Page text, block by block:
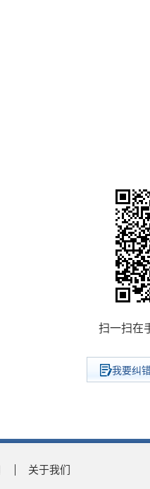
扫一扫在
我要纠
关于我们